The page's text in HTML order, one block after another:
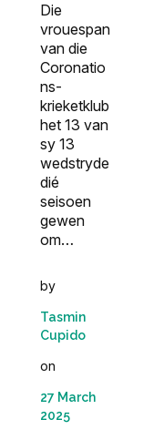
Die
vrouespan
van die
Coronatio
ns-
krieketklub
het 13 van
sy 13
wedstryde
dié
seisoen
gewen
om…
by
Tasmin
Cupido
on
27 March
2025